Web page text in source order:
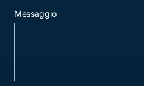
Messaggio